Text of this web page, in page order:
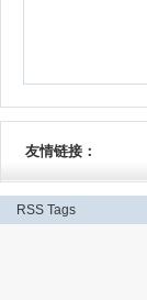
友情链接：
RSS Tags